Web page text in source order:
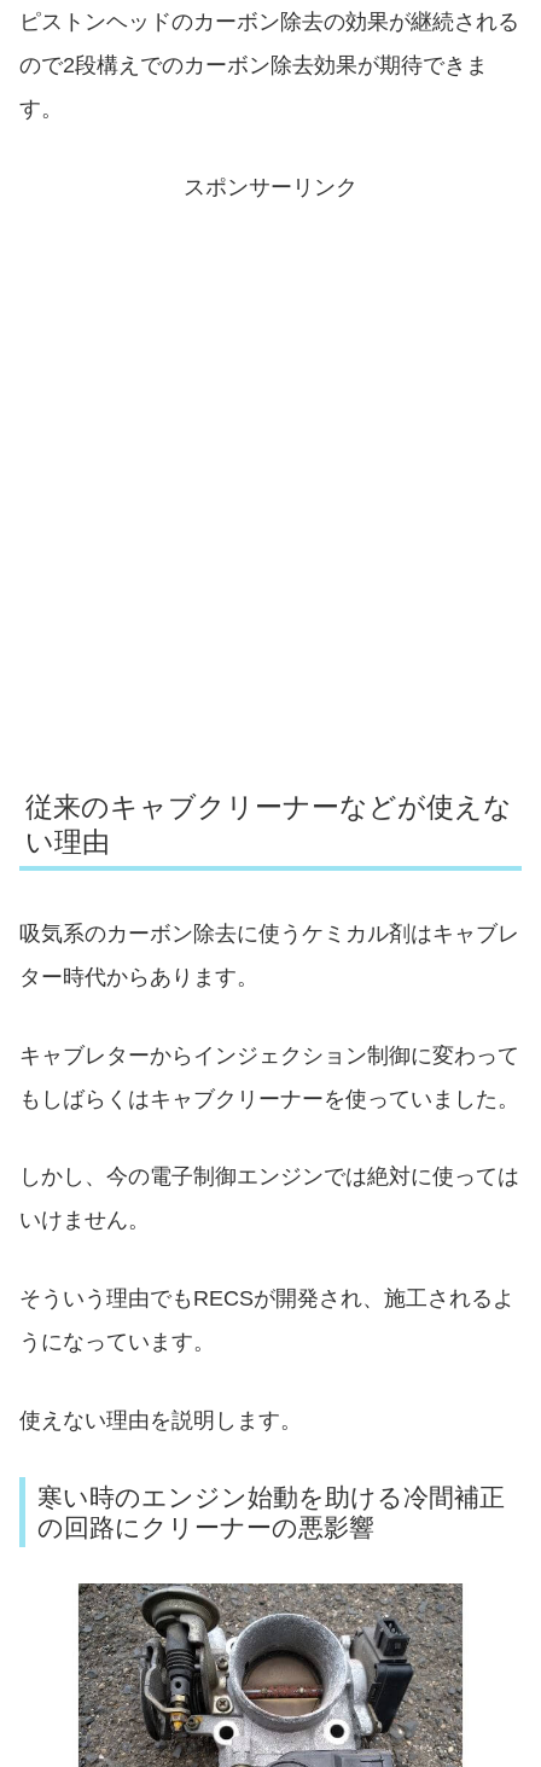
ピストンヘッドのカーボン除去の効果が継続される
ので2段構えでのカーボン除去効果が期待できま
す。
スポンサーリンク
従来のキャブクリーナーなどが使えな
い理由
吸気系のカーボン除去に使うケミカル剤はキャブレ
ター時代からあります。
キャブレターからインジェクション制御に変わって
もしばらくはキャブクリーナーを使っていました。
しかし、今の電子制御エンジンでは絶対に使っては
いけません。
そういう理由でもRECSが開発され、施工されるよ
うになっています。
使えない理由を説明します。
寒い時のエンジン始動を助ける冷間補正
の回路にクリーナーの悪影響